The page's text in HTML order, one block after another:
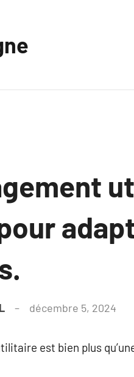
décembre 5, 2024
est bien plus